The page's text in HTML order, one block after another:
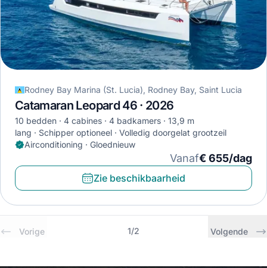
Rodney Bay Marina (St. Lucia), Rodney Bay, Saint Lucia
Catamaran Leopard 46 · 2026
10 bedden 4 cabines 4 badkamers
13,9 m
lang
Schipper optioneel
Volledig doorgelat grootzeil
Airconditioning · Gloednieuw
Vanaf€ 655/dag
Zie beschikbaarheid
Vorige 1/2 Volgende